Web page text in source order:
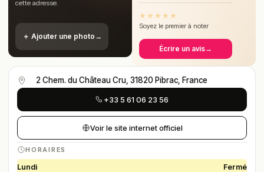
cette adresse.
＋ Ajouter une photo →
★ ★ ★ ★ ★
Soyez le premier à noter
Écrire un avis→
2 Chem. du Château Cru, 31820 Pibrac, France
+33 5 61 06 23 56
Voir le site internet officiel
HORAIRES
Lundi Fermé